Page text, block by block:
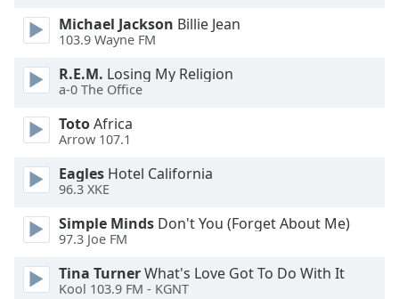
dialog
window.
Escape
cancel
and
close
Text
Color
Michael Jackson Billie Jean
103.9 Wayne FM
R.E.M. Losing My Religion
a-0 The Office
TotoAfrica
Arrow 107.1
Eagles Hotel California
96.3 XKE
Simple Minds Don't You (Forget About Me)
97.3 Joe FM
Tina TurnerWhat's Love Got To Do With It
Kool 103.9 FM - KGNT